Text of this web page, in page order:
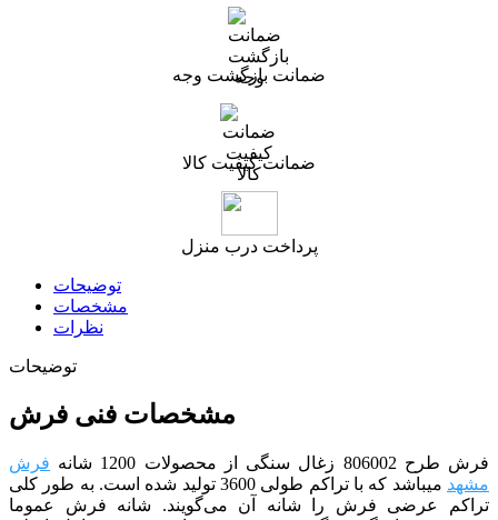
ضمانت بازگشت وجه
ضمانت کیفیت کالا
پرداخت درب منزل
توضیحات
مشخصات
نظرات
توضیحات
مشخصات فنی فرش
فرش طرح 806002 زغال سنگی از محصولات 1200 شانه
فرش
مشهد می­باشد که با تراکم طولی 3600 تولید شده است.
به طور کلی
تراکم عرضی فرش را شانه آن می‌گویند. شانه فرش عموما